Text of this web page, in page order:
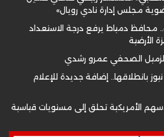
مجلس إدارة نادي رويال»
محافظ دمياط يرفع درجة الاستعداد
الأرضية
الزميل الصحفي عمرو رشدي
بانطلاقها.. إضافة جديدة للإعلام
الأمريكية تحلق إلى مستويات قياسية